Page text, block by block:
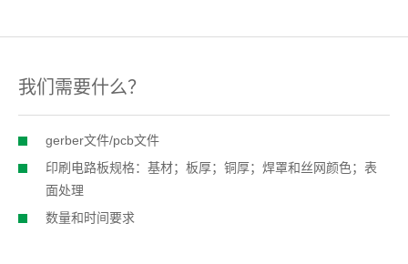
我们需要什么？
gerber文件/pcb文件
印刷电路板规格：基材；板厚；铜厚；焊罩和丝网颜色；表
面处理
数量和时间要求